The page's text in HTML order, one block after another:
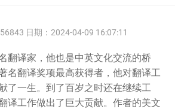
日期：2024-04-09 16:07:11
翻译家，他也是中英文化交流的桥
名翻译奖项最高获得者，他对翻译工
了一生。到了百岁之时还在继续工
译工作做出了巨大贡献。作者的美文